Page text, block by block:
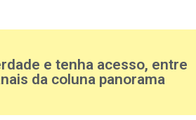
e tenha acesso, entre
da coluna panorama